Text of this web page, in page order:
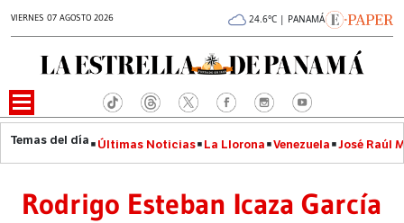
VIERNES 07 AGOSTO 2026 24.6°C | PANAMÁ
Últimas Noticias La Llorona Venezuela José Raúl
Rodrigo Esteban Icaza García